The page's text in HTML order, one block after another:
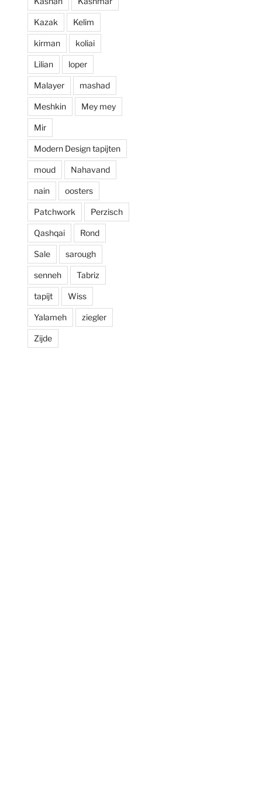
prijzen. Al met al
een zeer positieve
ervaring en zou
deze zaak aan
iedereen aan
willen raden.
Kazak Kelim
kirman koliai
Lilian loper
Malayer mashad
Meshkin Mey mey
Mir
Modern Design tapijten
moud Nahavand
nain oosters
Patchwork Perzisch
Qashqai Rond
Sale sarough
senneh Tabriz
tapijt Wiss
Yalameh ziegler
Zijde